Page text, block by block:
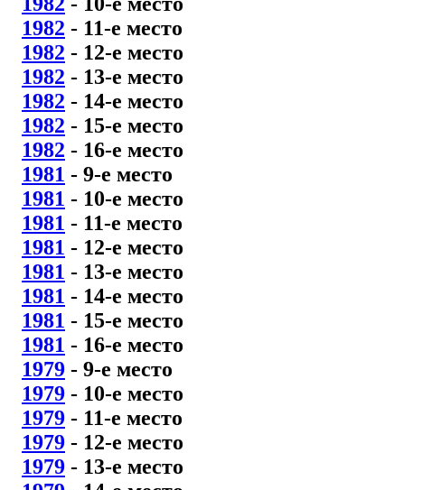
1982 - 11-е место
1982 - 12-е место
1982 - 13-е место
1982 - 14-е место
1982 - 15-е место
1982 - 16-е место
1981 - 9-е место
1981 - 10-е место
1981 - 11-е место
1981 - 12-е место
1981 - 13-е место
1981 - 14-е место
1981 - 15-е место
1981 - 16-е место
1979 - 9-е место
1979 - 10-е место
1979 - 11-е место
1979 - 12-е место
1979 - 13-е место